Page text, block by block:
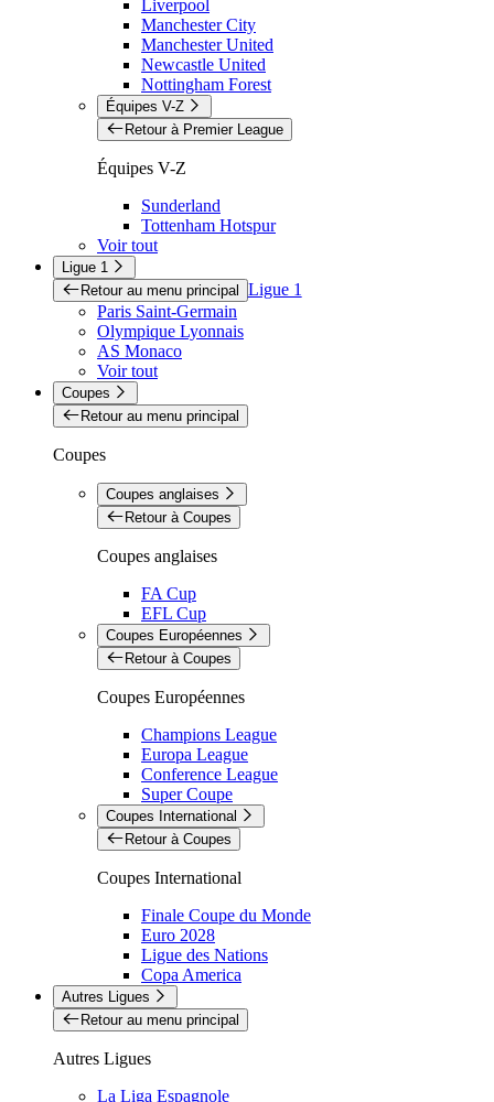
Liverpool
Manchester City
Manchester United
Newcastle United
Nottingham Forest
Équipes V-Z
Retour à Premier League
Équipes V-Z
Sunderland
Tottenham Hotspur
Voir tout
Ligue 1
Retour au menu principal Ligue 1
Paris Saint-Germain
Olympique Lyonnais
AS Monaco
Voir tout
Coupes
Retour au menu principal
Coupes
Coupes anglaises
Retour à Coupes
Coupes anglaises
FA Cup
EFL Cup
Coupes Européennes
Retour à Coupes
Coupes Européennes
Champions League
Europa League
Conference League
Super Coupe
Coupes International
Retour à Coupes
Coupes International
Finale Coupe du Monde
Euro 2028
Ligue des Nations
Copa America
Autres Ligues
Retour au menu principal
Autres Ligues
La Liga Espagnole